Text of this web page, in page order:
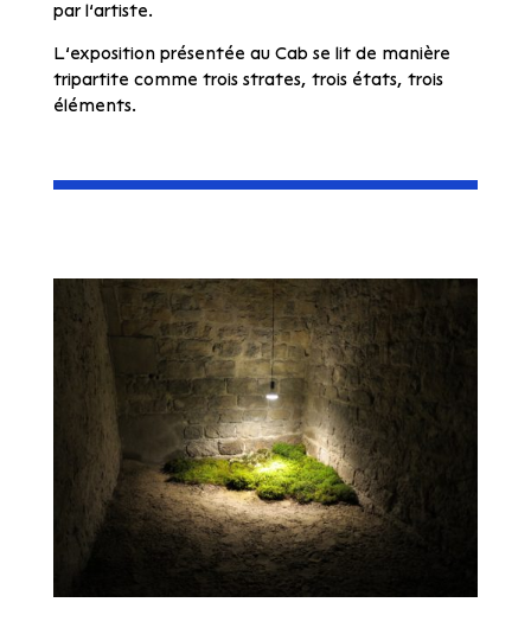
par l’artiste.
L’exposition présentée au Cab se lit de manière
tripartite comme trois strates, trois états, trois
éléments.